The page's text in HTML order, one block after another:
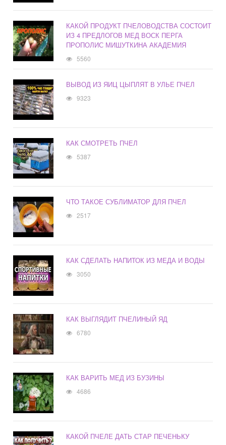
КАКОЙ ПРОДУКТ ПЧЕЛОВОДСТВА СОСТОИТ
ИЗ 4 ПРЕДЛОГОВ МЕД ВОСК ПЕРГА
ПРОПОЛИС МИШУТКИНА АКАДЕМИЯ
5560
ВЫВОД ИЗ ЯИЦ ЦЫПЛЯТ В УЛЬЕ ПЧЕЛ
9323
КАК СМОТРЕТЬ ПЧЕЛ
5387
ЧТО ТАКОЕ СУБЛИМАТОР ДЛЯ ПЧЕЛ
2517
КАК СДЕЛАТЬ НАПИТОК ИЗ МЕДА И ВОДЫ
3050
КАК ВЫГЛЯДИТ ПЧЕЛИНЫЙ ЯД
6780
КАК ВАРИТЬ МЕД ИЗ БУЗИНЫ
4686
КАКОЙ ПЧЕЛЕ ДАТЬ СТАР ПЕЧЕНЬКУ